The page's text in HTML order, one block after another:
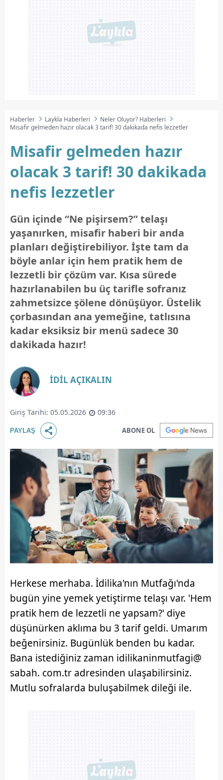
6698 sayılı Kişisel Verilerin Korunması Kanunu uyarınca
hazırlanmış Aydınlatma Metnimizi okumak ve sitemizde
ilgili mevzuata uygun olarak kullanılan çerezlerle ilgili bilgi
almak için lütfentıklayınız .
Haberler Laykla Haberleri
Neler Oluyor? Haberleri
Misafir gelmeden hazır olacak 3 tarif! 30 dakikada nefis lezzetler
Misafir gelmeden hazır
olacak 3 tarif! 30 dakikada
nefis lezzetler
Gün içinde “Ne pişirsem?” telaşı
yaşanırken, misafir haberi bir anda
planları değiştirebiliyor. İşte tam da
böyle anlar için hem pratik hem de
lezzetli bir çözüm var. Kısa sürede
hazırlanabilen bu üç tarifle sofranız
zahmetsizce şölene dönüşüyor. Üstelik
çorbasından ana yemeğine, tatlısına
kadar eksiksiz bir menü sadece 30
dakikada hazır!
İDİL AÇIKALIN
Giriş Tarihi: 05.05.2026 09:36
PAYLAŞ ABONE OL
Herkese merhaba. İdilika'nın Mutfağı'nda
bugün yine yemek yetiştirme telaşı var. 'Hem
pratik hem de lezzetli ne yapsam?' diye
düşünürken aklıma bu 3 tarif geldi. Umarım
beğenirsiniz. Bugünlük benden bu kadar.
Bana istediğiniz zaman idilikaninmutfagi@
sabah. com.tr adresinden ulaşabilirsiniz.
Mutlu sofralarda buluşabilmek dileği ile.